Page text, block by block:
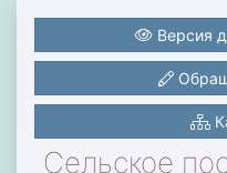
Сельское
Версия